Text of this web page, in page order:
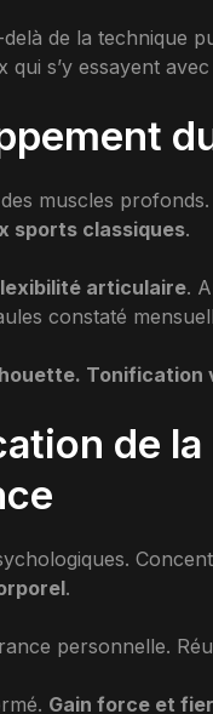
de la technique
qui s’y essayent
muscles
sports classiques.
articulaire.
constaté
Tonification
de
.
personnelle.
Gain force et